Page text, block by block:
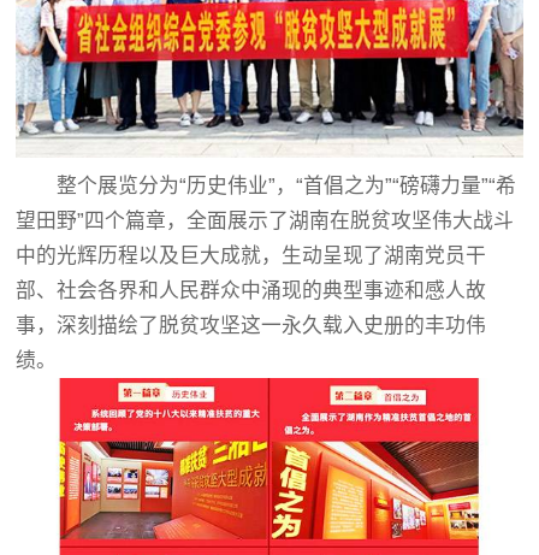
整个展览分为“历史伟业”，“首倡之为”“磅礴力量”“希
望田野”四个篇章，全面展示了湖南在脱贫攻坚伟大战斗
中的光辉历程以及巨大成就，生动呈现了湖南党员干
部、社会各界和人民群众中涌现的典型事迹和感人故
事，深刻描绘了脱贫攻坚这一永久载入史册的丰功伟
绩。